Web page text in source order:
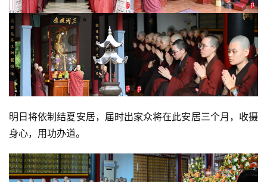
明日将依制结夏安居，届时出家众将在此安居三个月，收摄
身心，用功办道。